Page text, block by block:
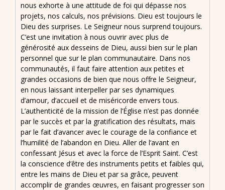
nous exhorte à une attitude de foi qui dépasse nos
projets, nos calculs, nos prévisions. Dieu est toujours le
Dieu des surprises. Le Seigneur nous surprend toujours.
C’est une invitation à nous ouvrir avec plus de
générosité aux desseins de Dieu, aussi bien sur le plan
personnel que sur le plan communautaire. Dans nos
communautés, il faut faire attention aux petites et
grandes occasions de bien que nous offre le Seigneur,
en nous laissant interpeller par ses dynamiques
d’amour, d’accueil et de miséricorde envers tous.
L’authenticité de la mission de l’Église n’est pas donnée
par le succès et par la gratification des résultats, mais
par le fait d’avancer avec le courage de la confiance et
l’humilité de l’abandon en Dieu. Aller de l’avant en
confessant Jésus et avec la force de l’Esprit Saint. C’est
la conscience d’être des instruments petits et faibles qui,
entre les mains de Dieu et par sa grâce, peuvent
accomplir de grandes œuvres, en faisant progresser son